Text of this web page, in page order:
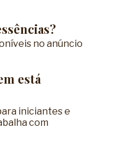
no anúncio
está
iniciantes e
com